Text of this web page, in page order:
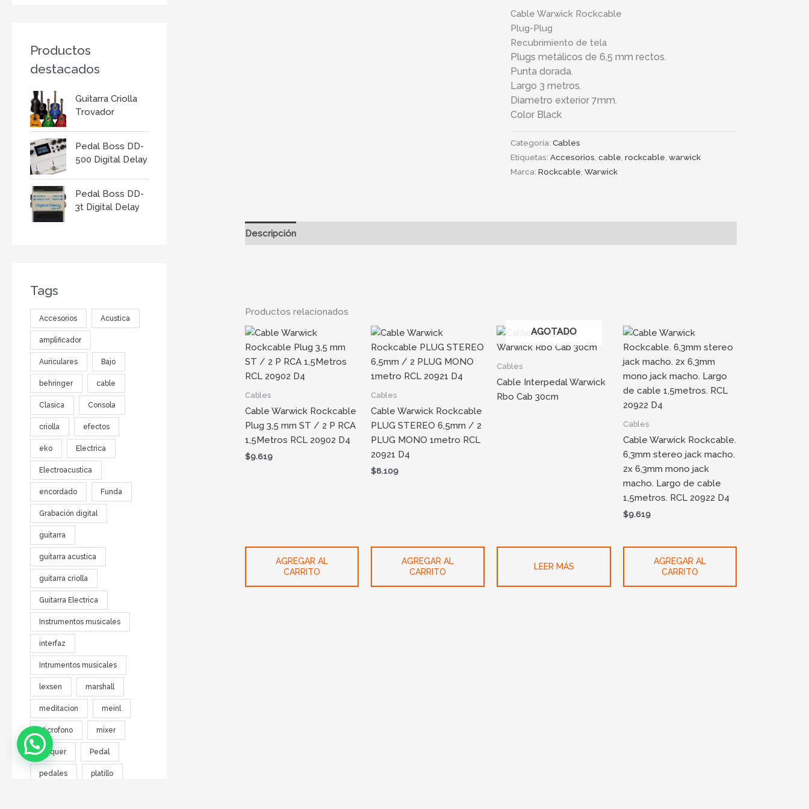
Productos
destacados
Guitarra Criolla
Trovador
Pedal Boss DD-
500 Digital Delay
Pedal Boss DD-
3t Digital Delay
Tags
Accesorios Acustica
amplificador
Auriculares Bajo
behringer cable
Clasica Consola
criolla efectos
eko Electrica
Electroacustica
encordado Funda
Grabación digital
guitarra
guitarra acustica
guitarra criolla
Guitarra Electrica
Instrumentos musicales
interfaz
Intrumentos musicales
lexsen marshall
meditacion meinl
Microfono mixer
parquer Pedal
pedales platillo
Cable Warwick Rockcable
Plug-Plug
Recubrimiento de tela
Plugs metálicos de 6,5 mm rectos.
Punta dorada.
Largo 3 metros.
Diametro exterior 7mm.
Color Black
Categoría:Cables
Etiquetas:Accesorios,cable,rockcable,warwick
Marca:Rockcable,Warwick
Descripción
Productos relacionados
Cables
Cable Warwick Rockcable
Plug 3,5 mm ST / 2 P RCA
1,5Metros RCL 20902 D4
$9.619
AGREGAR AL
CARRITO
Cables
Cable Warwick Rockcable
PLUG STEREO 6,5mm / 2
PLUG MONO 1metro RCL
20921 D4
$8.109
AGREGAR AL
CARRITO
AGOTADO
Cables
Cable Interpedal Warwick
Rbo Cab 30cm
LEER MÁS
Cables
Cable Warwick Rockcable.
6,3mm stereo jack macho.
2x 6,3mm mono jack
macho. Largo de cable
1,5metros. RCL 20922 D4
$9.619
AGREGAR AL
CARRITO